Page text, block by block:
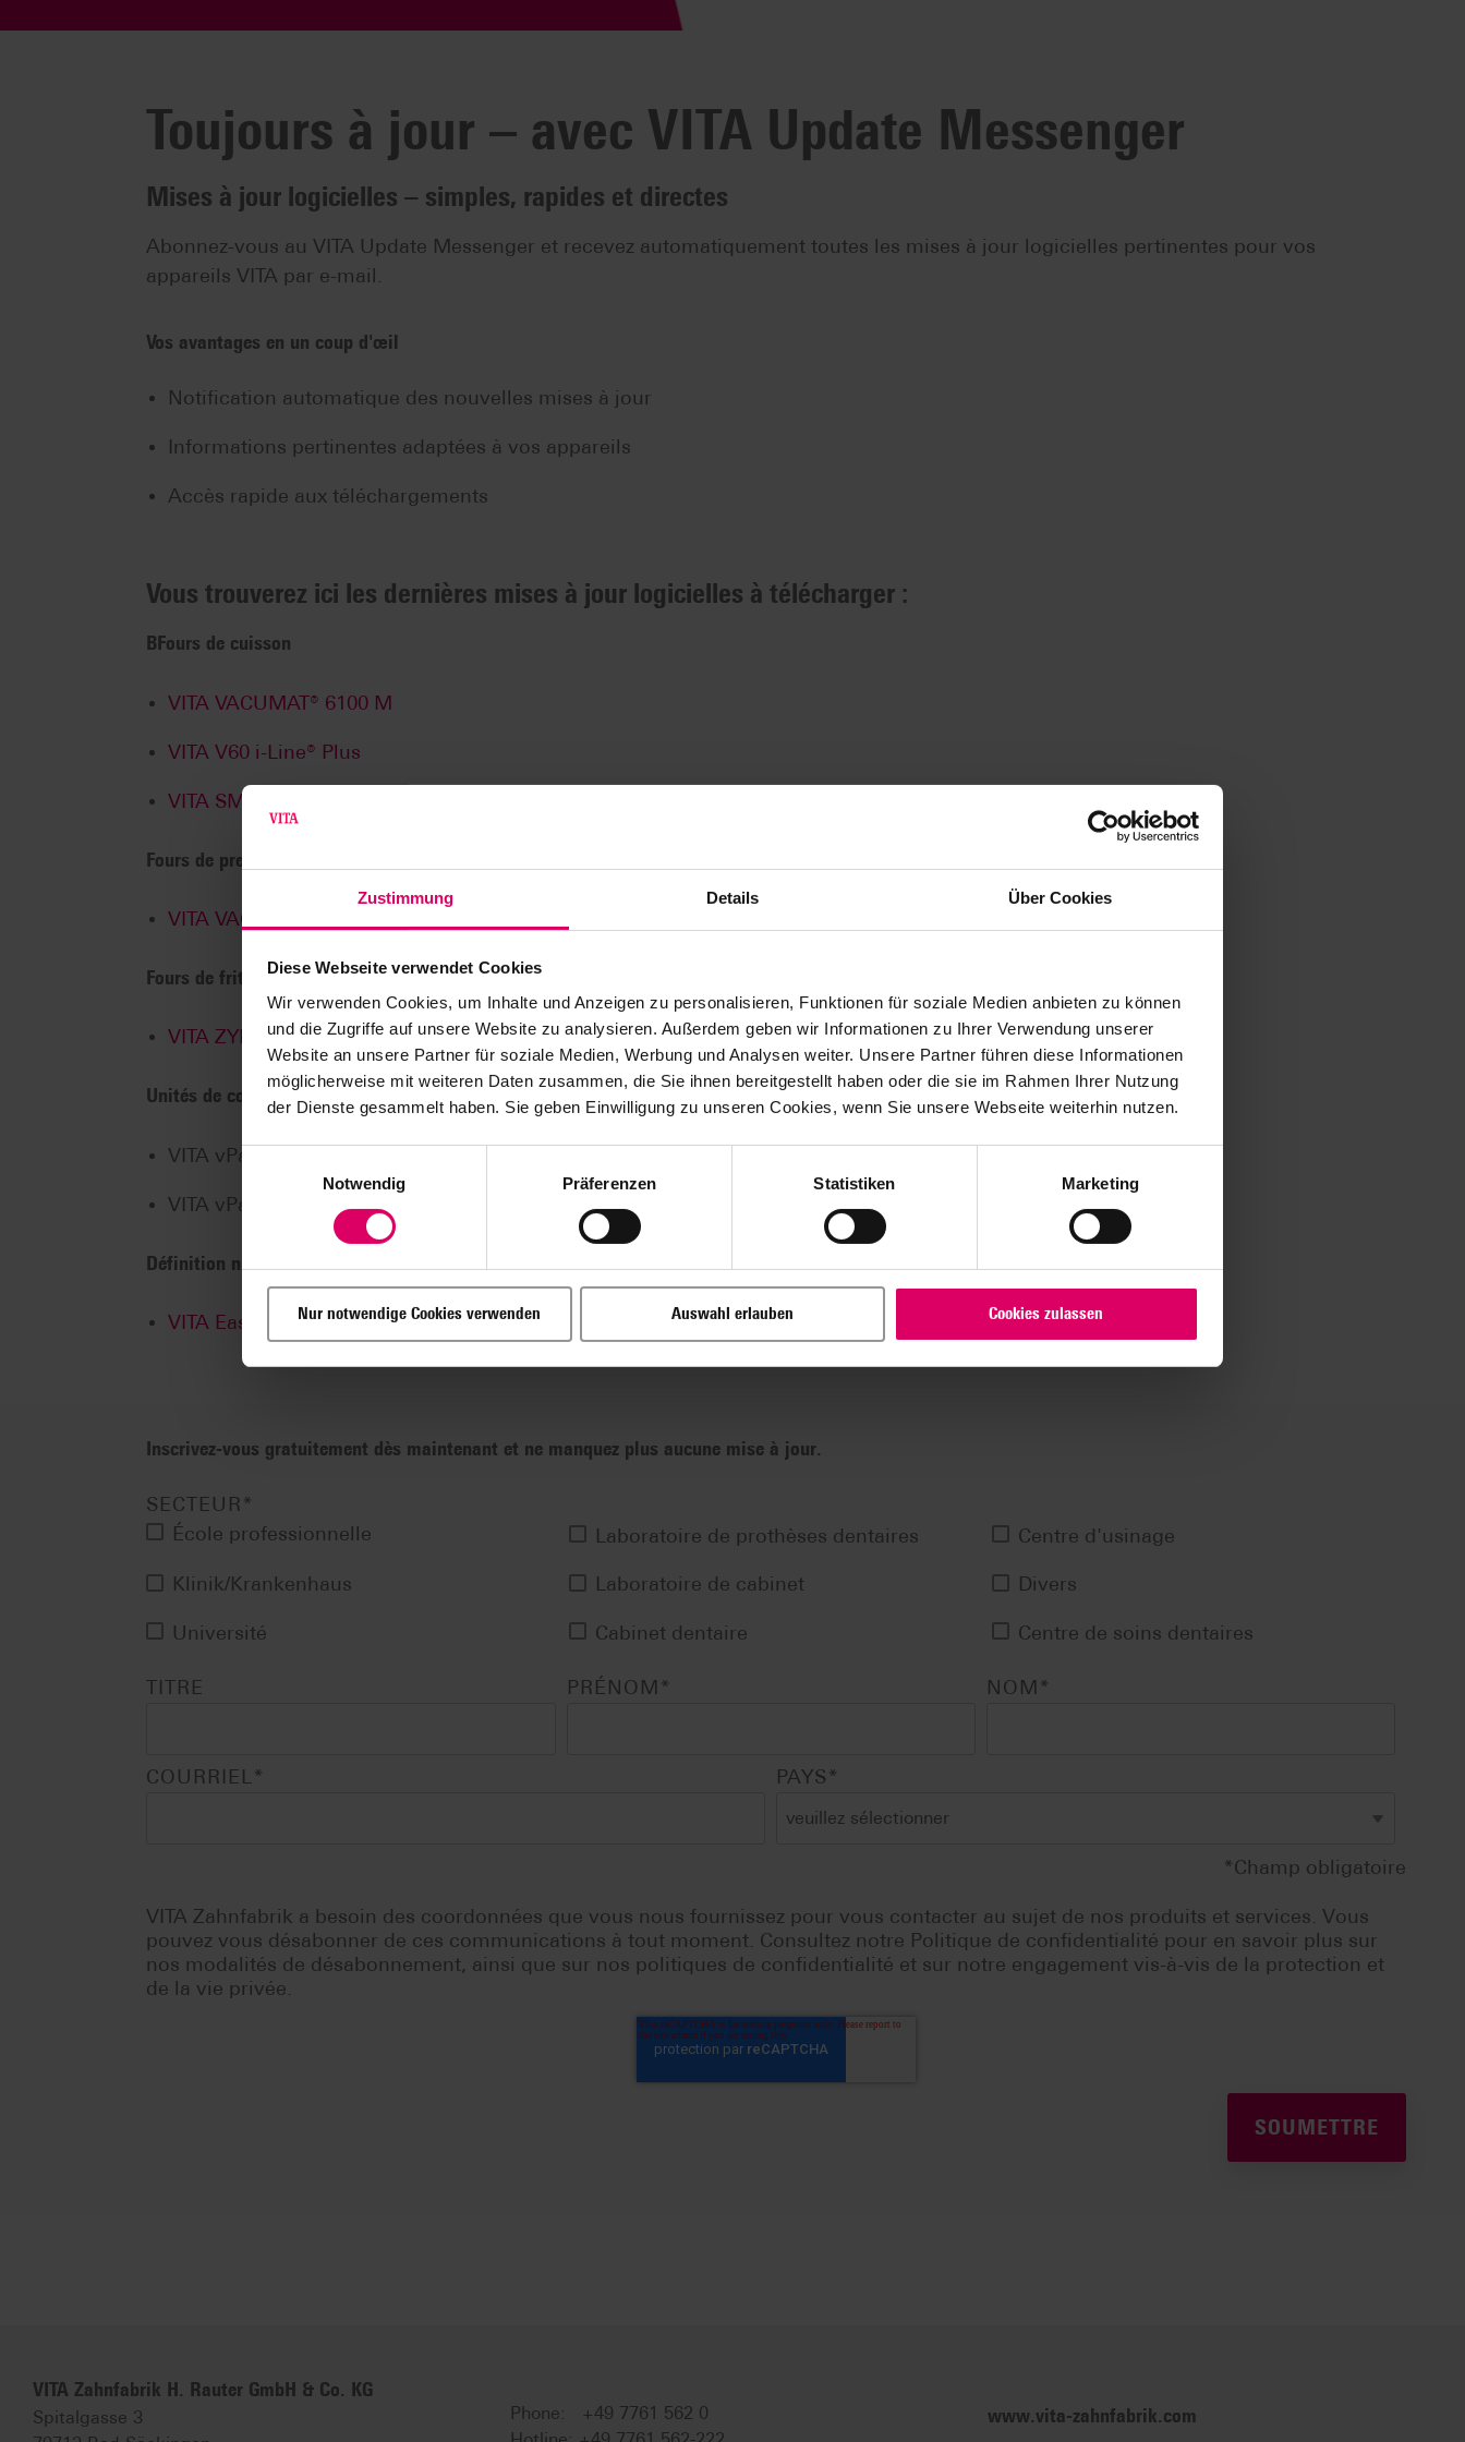
Zustimmung Details Über Cookies
Diese Webseite verwendet Cookies
Wir verwenden Cookies, um Inhalte und Anzeigen zu personalisieren, Funktionen für soziale Medien anbieten zu können
und die Zugriffe auf unsere Website zu analysieren. Außerdem geben wir Informationen zu Ihrer Verwendung unserer
Website an unsere Partner für soziale Medien, Werbung und Analysen weiter. Unsere Partner führen diese Informationen
möglicherweise mit weiteren Daten zusammen, die Sie ihnen bereitgestellt haben oder die sie im Rahmen Ihrer Nutzung
der Dienste gesammelt haben. Sie geben Einwilligung zu unseren Cookies, wenn Sie unsere Webseite weiterhin nutzen.
Einwilligungsauswahl
Notwendig
Präferenzen Statistiken Marketing
Nur notwendige Cookies verwenden Auswahl erlauben Cookies zulassen
Toujours à jour – avec VITA Update Messenger
Mises à jour logicielles – simples, rapides et directes
Abonnez-vous au VITA Update Messenger et recevez automatiquement toutes les mises à jour logicielles pertinentes pour vos
appareils VITA par e-mail.
Vos avantages en un coup d'œil
Notification automatique des nouvelles mises à jour
Informations pertinentes adaptées à vos appareils
Accès rapide aux téléchargements
Vous trouverez ici les dernières mises à jour logicielles à télécharger :
BFours de cuisson
VITA VACUMAT® 6100 M
VITA V60 i-Line® Plus
VITA SMART.FIRE® Advanced
Fours de pressée
VITA VACUMAT® 6000 MP
Fours de frittage
VITA ZYRCOMAT® 6100 MS
Unités de commande
VITA vPad
VITA vPad excellence/PRO
Définition numérique des couleurs de dents
VITA Easyshade® V
Inscrivez-vous gratuitement dès maintenant et ne manquez plus aucune mise à jour.
SECTEUR *
École professionnelle
Laboratoire de prothèses dentaires Centre d'usinage
Klinik/Krankenhaus Laboratoire de cabinet Divers
Université Cabinet dentaire Centre de soins dentaires
TITRE PRÉNOM * NOM *
COURRIEL * PAYS *
*Champ obligatoire
VITA Zahnfabrik a besoin des coordonnées que vous nous fournissez pour vous contacter au sujet de nos produits et services. Vous
pouvez vous désabonner de ces communications à tout moment. Consultez notre Politique de confidentialité pour en savoir plus sur
nos modalités de désabonnement, ainsi que sur nos politiques de confidentialité et sur notre engagement vis-à-vis de la protection et
de la vie privée.
VITA Zahnfabrik H. Rauter GmbH & Co. KG
Spitalgasse 3
Phone: +49 7761 562 0
www.vita-zahnfabrik.com